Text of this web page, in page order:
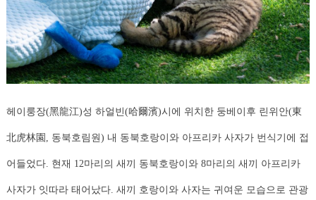
헤이룽장(黑龍江)성 하얼빈(哈爾濱)시에 위치한 둥베이후 린위안(東
北虎林園, 동북호림원) 내 동북호랑이와 아프리카 사자가 번식기에 접
어들었다. 현재 12마리의 새끼 동북호랑이와 8마리의 새끼 아프리카
사자가 잇따라 태어났다. 새끼 호랑이와 사자는 귀여운 모습으로 관광